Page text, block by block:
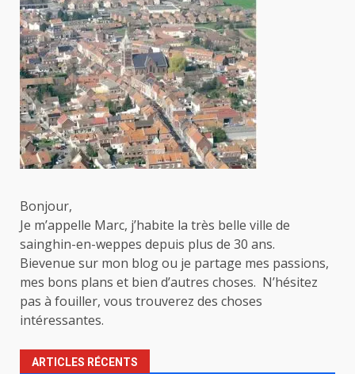
Bonjour,
Je m’appelle Marc, j’habite la très belle ville de
sainghin-en-weppes depuis plus de 30 ans.
Bievenue sur mon blog ou je partage mes passions,
mes bons plans et bien d’autres choses. N’hésitez
pas à fouiller, vous trouverez des choses
intéressantes.
ARTICLES RÉCENTS